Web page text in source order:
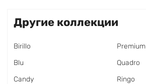
Другие коллекции
Birillo
Blu
Candy
Premium
Quadro
Ringo